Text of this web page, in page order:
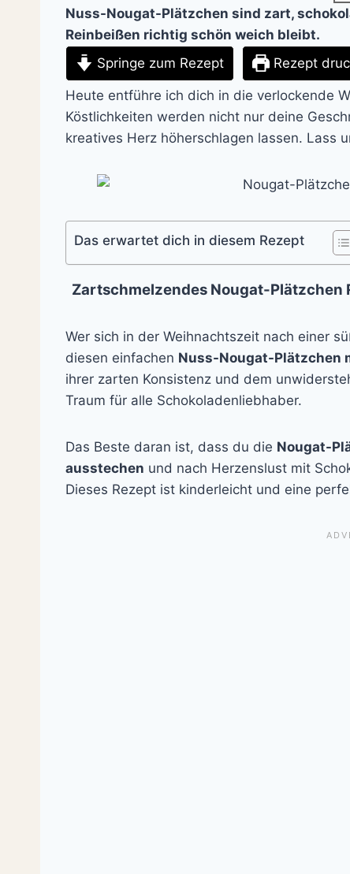
Nuss-Nougat-Plätzchen sind zart,
Reinbeißen richtig schön weich bleibt.
Springe zum Rezept
Rezept
Heute entführe ich dich in die verlockende
Köstlichkeiten werden nicht nur deine
kreatives Herz höherschlagen lassen. Lass
Das erwartet dich in diesem Rezept
Zartschmelzendes Nougat-Plätzchen
Wer sich in der Weihnachtszeit nach einer
diesen einfachen Nuss-Nougat-Plätzchen
ihrer zarten Konsistenz und dem
Traum für alle Schokoladenliebhaber.
Das Beste daran ist, dass du die Nougat-
ausstechen und nach Herzenslust mit
Dieses Rezept ist kinderleicht und eine